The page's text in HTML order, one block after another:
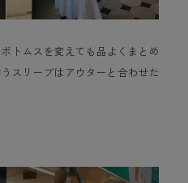
トムスを変えても品よくまとめ
スリーブはアウターと合わせた